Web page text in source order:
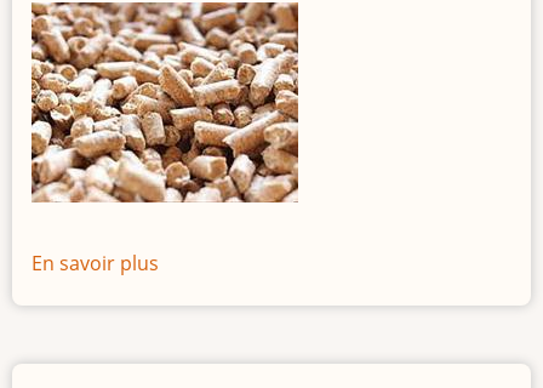
En savoir plus